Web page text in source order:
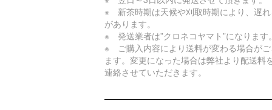
※ 新茶時期は天候や刈取時期により、遅
があります。
※ 発送業者は”クロネコヤマト”になります。
※ ご購入内容により送料が変わる場合がご
ます。変更になった場合は弊社より配送料
連絡させていただきます。